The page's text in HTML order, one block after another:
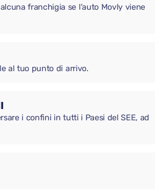
franchigia se l'auto Movly viene
al tuo punto di arrivo.
i confini in tutti i Paesi del SEE, ad